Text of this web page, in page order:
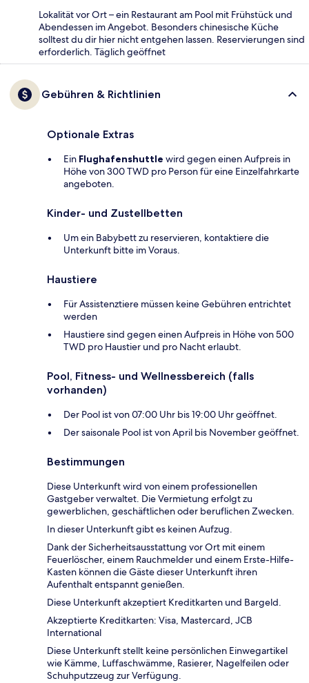
Lokalität vor Ort – ein Restaurant am Pool mit Frühstück und
Abendessen im Angebot. Besonders chinesische Küche
solltest du dir hier nicht entgehen lassen. Reservierungen sind
erforderlich. Täglich geöffnet
Gebühren & Richtlinien
Optionale Extras
Ein Flughafenshuttle wird gegen einen Aufpreis in
Höhe von 300 TWD pro Person für eine Einzelfahrkarte
angeboten.
Kinder- und Zustellbetten
Um ein Babybett zu reservieren, kontaktiere die
Unterkunft bitte im Voraus.
Haustiere
Für Assistenztiere müssen keine Gebühren entrichtet
werden
Haustiere sind gegen einen Aufpreis in Höhe von 500
TWD pro Haustier und pro Nacht erlaubt.
Pool, Fitness- und Wellnessbereich (falls
vorhanden)
Der Pool ist von 07:00 Uhr bis 19:00 Uhr geöffnet.
Der saisonale Pool ist von April bis November geöffnet.
Bestimmungen
Diese Unterkunft wird von einem professionellen
Gastgeber verwaltet. Die Vermietung erfolgt zu
gewerblichen, geschäftlichen oder beruflichen Zwecken.
In dieser Unterkunft gibt es keinen Aufzug.
Dank der Sicherheitsausstattung vor Ort mit einem
Feuerlöscher, einem Rauchmelder und einem Erste-Hilfe-
Kasten können die Gäste dieser Unterkunft ihren
Aufenthalt entspannt genießen.
Diese Unterkunft akzeptiert Kreditkarten und Bargeld.
Akzeptierte Kreditkarten: Visa, Mastercard, JCB
International
Diese Unterkunft stellt keine persönlichen Einwegartikel
wie Kämme, Luffaschwämme, Rasierer, Nagelfeilen oder
Schuhputzzeug zur Verfügung.